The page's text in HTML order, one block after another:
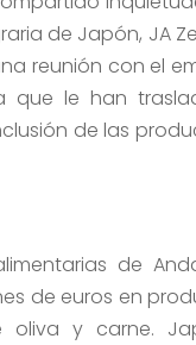
de Japón, JA
reunión con el
que le han
de las
de
de euros en
oliva y carne.